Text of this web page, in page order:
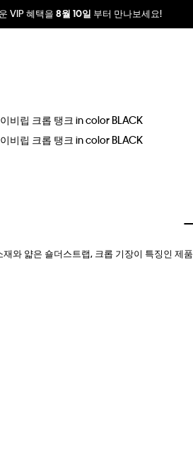
VIP 혜택을 8월 10일 부터 만나보세요!
와 얇은 숄더스트랩, 크롭 기장이 특징인 제품